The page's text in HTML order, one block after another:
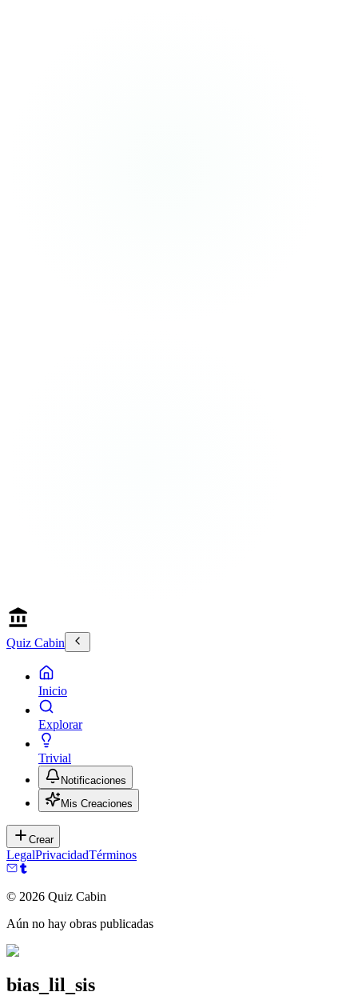
Quiz Cabin
Inicio
Explorar
Trivial
Notificaciones
Mis Creaciones
Crear
LegalPrivacidadTérminos
© 2026 Quiz Cabin
Aún no hay obras publicadas
bias_lil_sis